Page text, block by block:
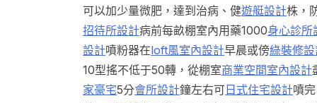
可以加少量微肥，達到治病、健遊艇設計株，
招待所設計病前每畝棚室內用藥1000身心診所
設計噴粉器在loft風室內設計早晨或傍綠裝修
10型搖不低于50轉，從棚室商業空間室內設計
家豪宅5分會所設計鐘左右可 日式住宅設計噴